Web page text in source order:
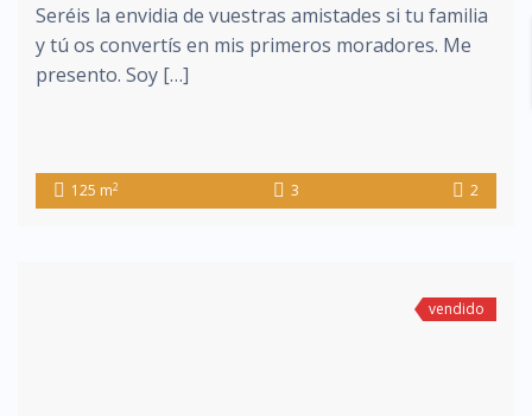
Seréis la envidia de vuestras amistades si tu familia
y tú os convertís en mis primeros moradores. Me
presento. Soy […]
125 m2 3 2
vendido